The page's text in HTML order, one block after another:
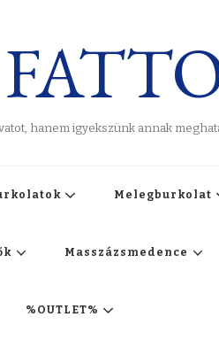
hanem igyekszünk annak
Melegburkolat
Masszázsmedence
%OUTLET%